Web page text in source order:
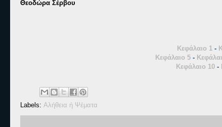
Θεοδώρα Σέρβου
Κεφάλαιο 1 -
Κεφάλαιο 5 -
Κεφάλαιο 10-
Labels: Αλήθεια ή Ψέματα